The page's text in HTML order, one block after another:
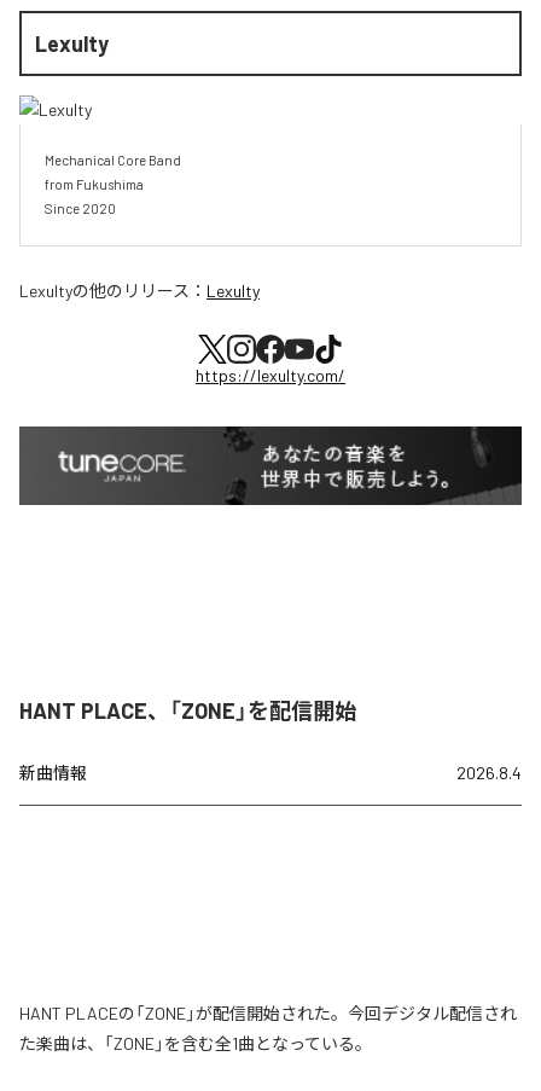
Lexulty
Mechanical Core Band
from Fukushima
Since 2020
Lexultyの他のリリース： Lexulty
https://lexulty.com/
HANT PLACE、「ZONE」を配信開始
新曲情報 2026.8.4
HANT PLACEの「ZONE」が配信開始された。今回デジタル配信され
た楽曲は、「ZONE」を含む全1曲となっている。